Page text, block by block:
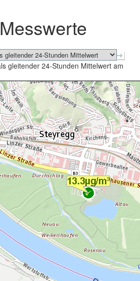
schließen
gleitender 24-Stunden Mittelwert am